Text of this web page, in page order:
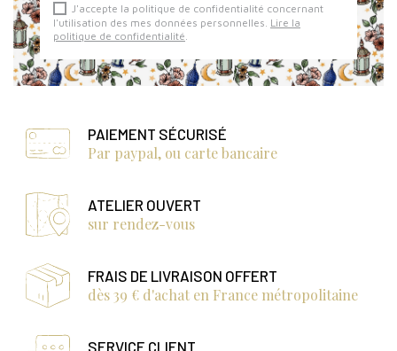
J'accepte la politique de confidentialité concernant
l'utilisation des mes données personnelles. Lire la
politique de confidentialité.
PAIEMENT SÉCURISÉ
Par paypal, ou carte bancaire
ATELIER OUVERT
sur rendez-vous
FRAIS DE LIVRAISON OFFERT
dès 39 € d'achat en France métropolitaine
SERVICE CLIENT